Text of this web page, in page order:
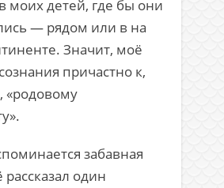
моих детей, где бы они
— рядом или в на
Значит, моё
причастно к,
«родовому
забавная
рассказал один